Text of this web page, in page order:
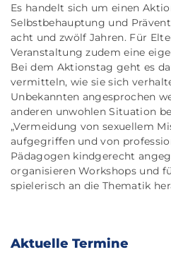
Es handelt sich um einen
Selbstbehauptung und
acht und zwölf Jahren. Für
Veranstaltung zudem eine
Bei dem Aktionstag geht es
vermitteln, wie sie sich
Unbekannten angesprochen
anderen unwohlen Situation
„Vermeidung von sexuellem
aufgegriffen und von
Pädagogen kindgerecht
organisieren Workshops und
spielerisch an die Thematik
Aktuelle Termine